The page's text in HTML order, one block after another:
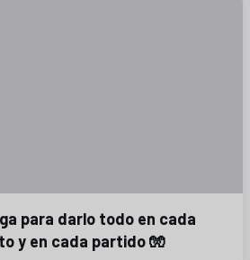
para darlo todo en cada
y en cada partido 🧤